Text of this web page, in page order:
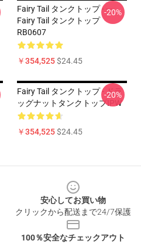
Fairy Tail タンクトップ - - -
Fairy Tail タンクトップ
RB0607
￥354,525$24.45
-20%
Fairy Tail タンクトップ - ドラ
ッグナットタンクトップIPW
￥354,525$24.45
-20%
安心してお買い物
クリックから配送まで24/7保護
100％安全なチェックアウト